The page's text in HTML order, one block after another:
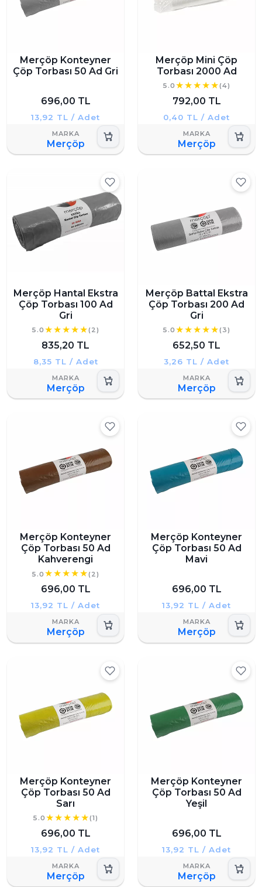
Merçöp Konteyner
Çöp Torbası 50 Ad Gri
696,00 TL
13,92 TL / Adet
Merçöp
Merçöp Mini Çöp
Torbası 2000 Ad
5.0 (4)
792,00 TL
0,40 TL / Adet
Merçöp
Merçöp Hantal Ekstra
Çöp Torbası 100 Ad
Gri
5.0 (2)
835,20 TL
8,35 TL / Adet
Merçöp
Merçöp Battal Ekstra
Çöp Torbası 200 Ad
Gri
5.0 (3)
652,50 TL
3,26 TL / Adet
Merçöp
Merçöp Konteyner
Çöp Torbası 50 Ad
Kahverengi
5.0 (2)
696,00 TL
13,92 TL / Adet
Merçöp
Merçöp Konteyner
Çöp Torbası 50 Ad
Mavi
696,00 TL
13,92 TL / Adet
Merçöp
Merçöp Konteyner
Çöp Torbası 50 Ad
Sarı
5.0 (1)
696,00 TL
13,92 TL / Adet
Merçöp
Merçöp Konteyner
Çöp Torbası 50 Ad
Yeşil
696,00 TL
13,92 TL / Adet
Merçöp